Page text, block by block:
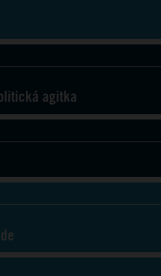
agitka